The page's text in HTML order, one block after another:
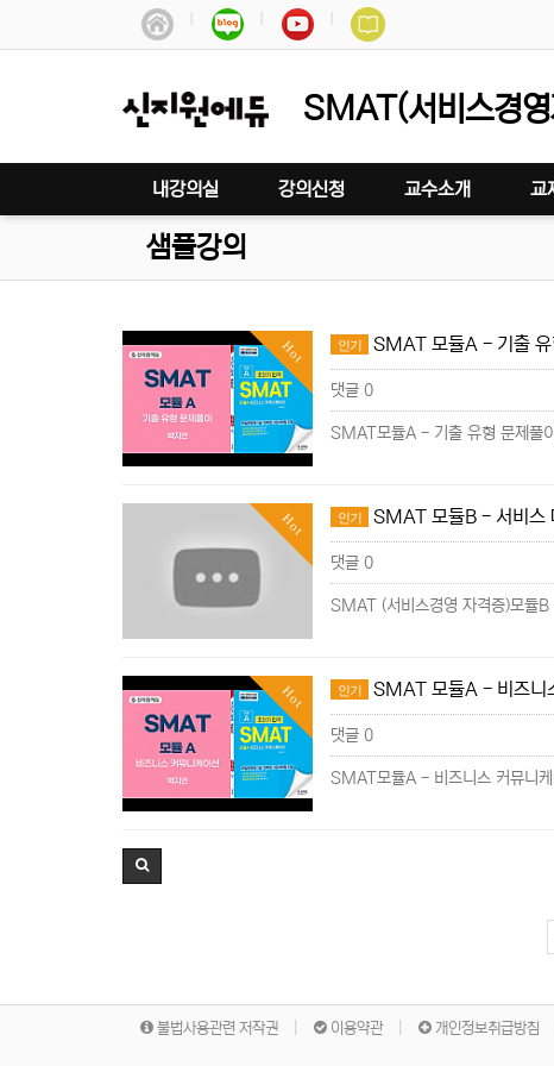
SMAT(서비스경
내강의실 강의신청 교수소개 교
샘플강의
Hot 인기 SMAT 모듈A - 기출 유
댓글 0
SMAT모듈A - 기출 유형 문제풀
Hot 인기 SMAT 모듈B - 서비스
댓글 0
SMAT (서비스경영 자격증)모듈
Hot 인기 SMAT 모듈A - 비즈니
댓글 0
SMAT모듈A - 비즈니스 커뮤니
불법사용관련 저작권 이용약관 개인정보취급방침